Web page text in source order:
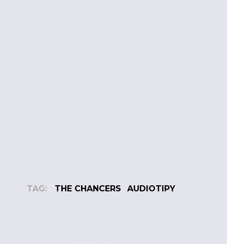
TAG: THE CHANCERS AUDIOTIPY